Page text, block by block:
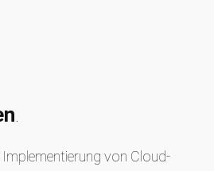
.
Implementierung von Cloud-